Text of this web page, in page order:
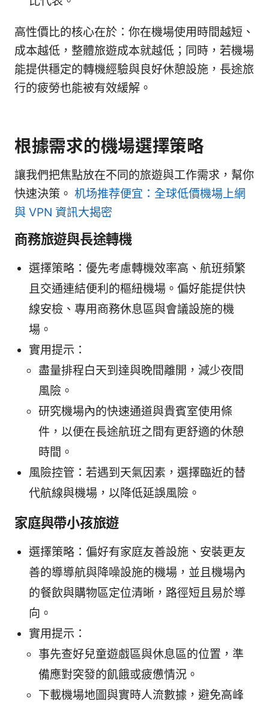
高性價比的核心在於：你在機場使用時間越短、
成本越低，整體旅遊成本就越低；同時，若機場
能提供穩定的轉機經驗與良好休憩設施，長途旅
行的疲勞也能被有效緩解。
根據需求的機場選擇策略
讓我們把焦點放在不同的旅遊與工作需求，幫你
快速決策。 机场推荐便宜：全球低價機場上網
與 VPN 資訊大揭密
商務旅遊與長途轉機
選擇策略：優先考慮轉機效率高、航班頻繁
且交通連結便利的樞紐機場。偏好能提供快
線安檢、專用商務休息區與會議設施的機
場。
實用提示：
盡量排程白天到達與晚間離開，減少夜間
風險。
研究機場內的快速通道與貴賓室使用條
件，以便在長途航班之間有更舒適的休憩
時間。
風險控管：若遇到天氣因素，選擇臨近的替
代航線與機場，以降低延誤風險。
家庭與帶小孩旅遊
選擇策略：偏好有家庭友善設施、安裝更友
善的導導航與降噪設施的機場，並且機場內
的餐飲與購物區定位清晰，路徑短且易於導
向。
實用提示：
事先查好兒童遊戲區與休息區的位置，準
備應對突發的飢餓或疲憊情況。
下載機場地圖與實時人流數據，避免高峰